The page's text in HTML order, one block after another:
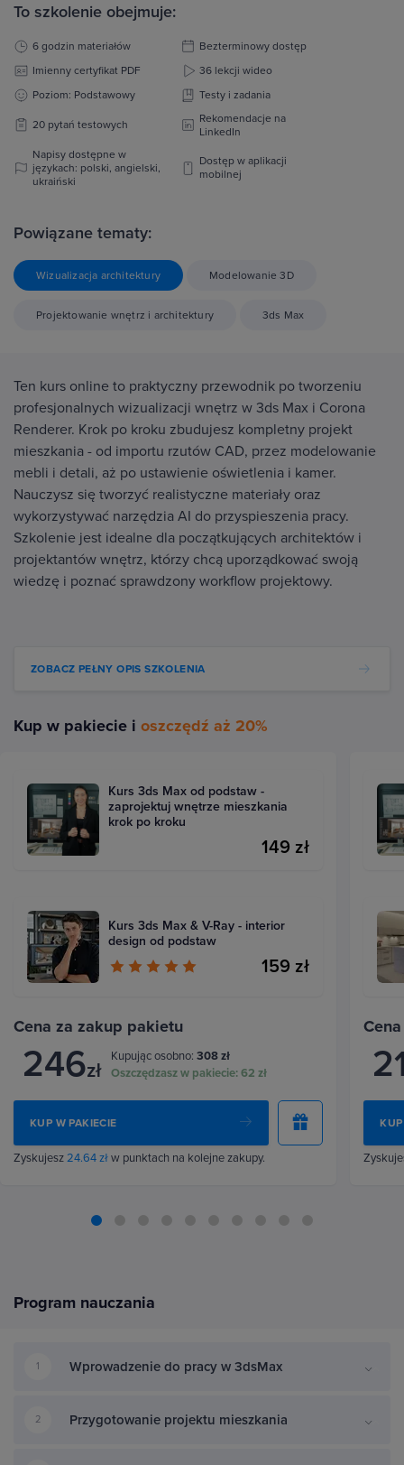
To szkolenie obejmuje:
6 godzin materiałów
Bezterminowy dostęp
Imienny certyfikat PDF
36 lekcji wideo
Poziom: Podstawowy
Testy i zadania
20 pytań testowych
Rekomendacje na
LinkedIn
Napisy dostępne w
językach: polski, angielski,
ukraiński
Dostęp w aplikacji
mobilnej
Powiązane tematy:
Wizualizacja architektury Modelowanie 3D
Projektowanie wnętrz i architektury 3ds Max
Ten kurs online to praktyczny przewodnik po tworzeniu
profesjonalnych wizualizacji wnętrz w 3ds Max i Corona
Renderer. Krok po kroku zbudujesz kompletny projekt
mieszkania - od importu rzutów CAD, przez modelowanie
mebli i detali, aż po ustawienie oświetlenia i kamer.
Nauczysz się tworzyć realistyczne materiały oraz
wykorzystywać narzędzia AI do przyspieszenia pracy.
Szkolenie jest idealne dla początkujących architektów i
projektantów wnętrz, którzy chcą uporządkować swoją
wiedzę i poznać sprawdzony workflow projektowy.
ZOBACZ PEŁNY OPIS SZKOLENIA
Kup w pakiecie i oszczędź aż 20%
Kurs 3ds Max od podstaw -
zaprojektuj wnętrze mieszkania
krok po kroku
149 zł
Kurs 3ds Max & V-Ray - interior
design od podstaw
159 zł
Cena za zakup pakietu
246zł
Kupując osobno: 308 zł
Oszczędzasz w pakiecie:62 zł
KUP W PAKIECIE
Zyskujesz24.64 złw punktach na kolejne zakupy.
Program nauczania
1 Wprowadzenie do pracy w 3dsMax
2 Przygotowanie projektu mieszkania